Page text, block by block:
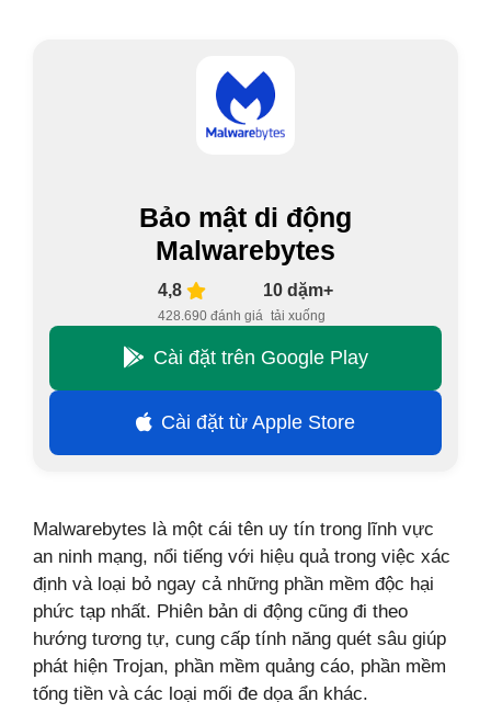
Bảo mật di động
Malwarebytes
4,8
428.690 đánh giá
10 dặm+
tải xuống
Cài đặt trên Google Play
Cài đặt từ Apple Store
Malwarebytes là một cái tên uy tín trong lĩnh vực
an ninh mạng, nổi tiếng với hiệu quả trong việc xác
định và loại bỏ ngay cả những phần mềm độc hại
phức tạp nhất. Phiên bản di động cũng đi theo
hướng tương tự, cung cấp tính năng quét sâu giúp
phát hiện Trojan, phần mềm quảng cáo, phần mềm
tống tiền và các loại mối đe dọa ẩn khác.